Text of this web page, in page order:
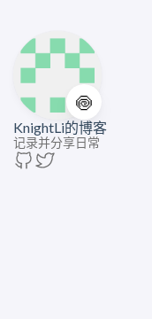
🍥
KnightLi的博客
记录并分享日常